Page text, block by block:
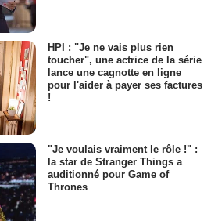
HPI : "Je ne vais plus rien
toucher", une actrice de la série
lance une cagnotte en ligne
pour l'aider à payer ses factures
!
"Je voulais vraiment le rôle !" :
la star de Stranger Things a
auditionné pour Game of
Thrones